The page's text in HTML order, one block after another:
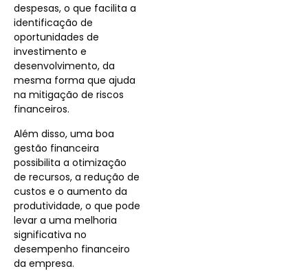
despesas, o que facilita a
identificação de
oportunidades de
investimento e
desenvolvimento, da
mesma forma que ajuda
na mitigação de riscos
financeiros.
Além disso, uma boa
gestão financeira
possibilita a otimização
de recursos, a redução de
custos e o aumento da
produtividade, o que pode
levar a uma melhoria
significativa no
desempenho financeiro
da empresa.